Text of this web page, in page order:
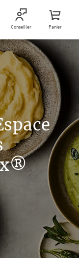
Conseiller Panier